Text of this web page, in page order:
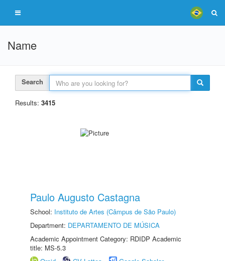
Name
Search
Results: 3415
Paulo Augusto Castagna
School: Instituto de Artes (Câmpus de São Paulo)
Department: DEPARTAMENTO DE MÚSICA
Academic Appointment Category: RDIDP Academic
title: MS-5.3